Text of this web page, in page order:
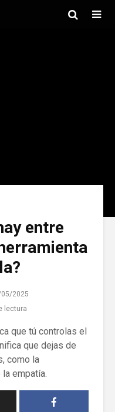
entre
2025
lectura
que tú controlas el
que dejas de
como la
empatía.